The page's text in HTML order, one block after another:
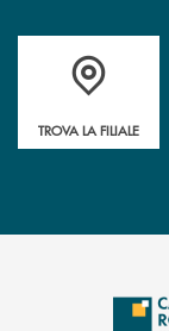
Accedi all' elenco
TROVA LA FILIALE